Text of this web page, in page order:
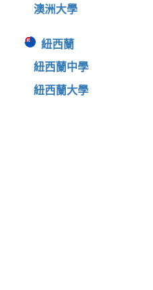
澳洲大學
紐西蘭
紐西蘭中學
紐西蘭大學